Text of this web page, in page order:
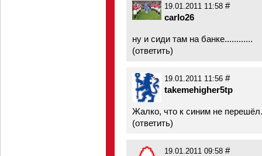
19.01.2011 11:58 #
carlo26
ну и сиди там на банке............
(ответить)
19.01.2011 11:56 #
takemehigher5tp
Жалко, что к синим не перешёл.
(ответить)
19.01.2011 09:58 #